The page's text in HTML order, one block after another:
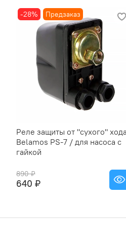
-28% Предзаказ
Реле защиты от "сухого" хода
Belamos PS-7 / для насоса с
гайкой
890 ₽
640 ₽